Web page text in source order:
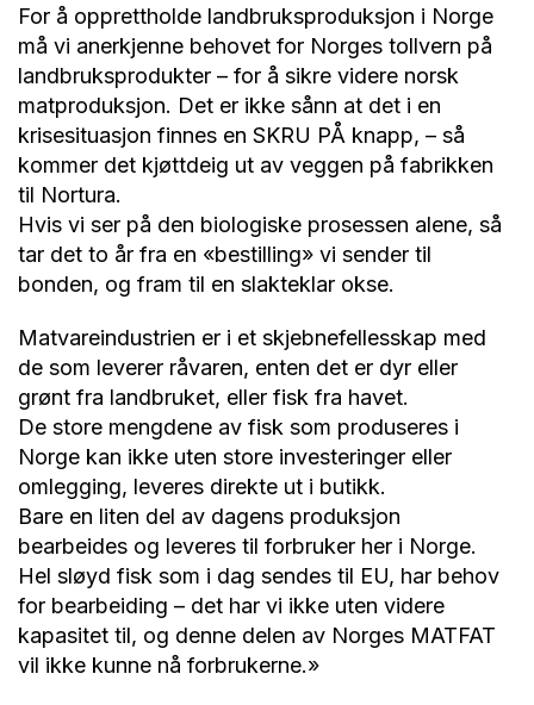
For å opprettholde landbruksproduksjon i Norge
må vi anerkjenne behovet for Norges tollvern på
landbruksprodukter – for å sikre videre norsk
matproduksjon. Det er ikke sånn at det i en
krisesituasjon finnes en SKRU PÅ knapp, – så
kommer det kjøttdeig ut av veggen på fabrikken
til Nortura.
Hvis vi ser på den biologiske prosessen alene, så
tar det to år fra en «bestilling» vi sender til
bonden, og fram til en slakteklar okse.
Matvareindustrien er i et skjebnefellesskap med
de som leverer råvaren, enten det er dyr eller
grønt fra landbruket, eller fisk fra havet.
De store mengdene av fisk som produseres i
Norge kan ikke uten store investeringer eller
omlegging, leveres direkte ut i butikk.
Bare en liten del av dagens produksjon
bearbeides og leveres til forbruker her i Norge.
Hel sløyd fisk som i dag sendes til EU, har behov
for bearbeiding – det har vi ikke uten videre
kapasitet til, og denne delen av Norges MATFAT
vil ikke kunne nå forbrukerne.»